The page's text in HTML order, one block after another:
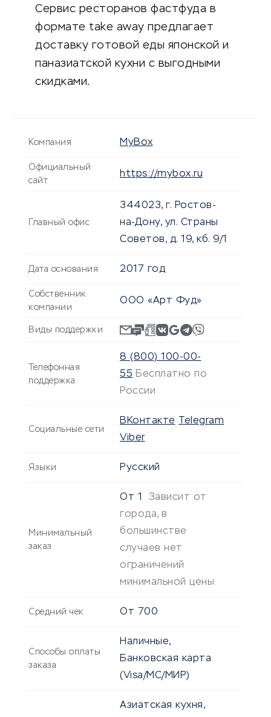
Сервис ресторанов фастфуда в
формате take away предлагает
доставку готовой еды японской и
паназиатской кухни с выгодными
скидками.
Компания MyBox
Официальный
сайт
https://mybox.ru
Главный офис
344023, г. Ростов-
на-Дону, ул. Страны
Советов, д. 19, кб. 9/1
Дата основания 2017 год
Собственник
компании
ООО «Арт Фуд»
Виды поддержки
Телефонная
поддержка
8 (800) 100-00-
55 Бесплатно по
России
Социальные сети
ВКонтакте
Telegram
Viber
Языки Русский
Минимальный
заказ
От 1
Зависит от
города, в
большинстве
случаев нет
ограничений
минимальной цены
Средний чек От 700
Способы оплаты
заказа
Наличные,
Банковская карта
(Visa/MC/МИР)
Азиатская кухня,